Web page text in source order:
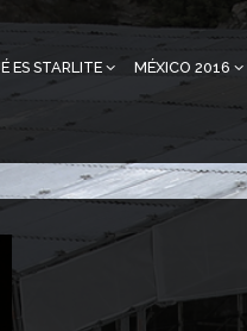
ES STARLITE MÉXICO 2016